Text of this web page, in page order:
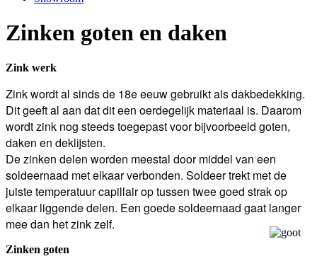
Zinken goten en daken
Zink werk
Zink wordt al sinds de 18e eeuw gebruikt als dakbedekking.
Dit geeft al aan dat dit een oerdegelijk materiaal is. Daarom
wordt zink nog steeds toegepast voor bijvoorbeeld goten,
daken en deklijsten.
De zinken delen worden meestal door middel van een
soldeernaad met elkaar verbonden. Soldeer trekt met de
juiste temperatuur capillair op tussen twee goed strak op
elkaar liggende delen. Een goede soldeernaad gaat langer
mee dan het zink zelf.
Zinken goten